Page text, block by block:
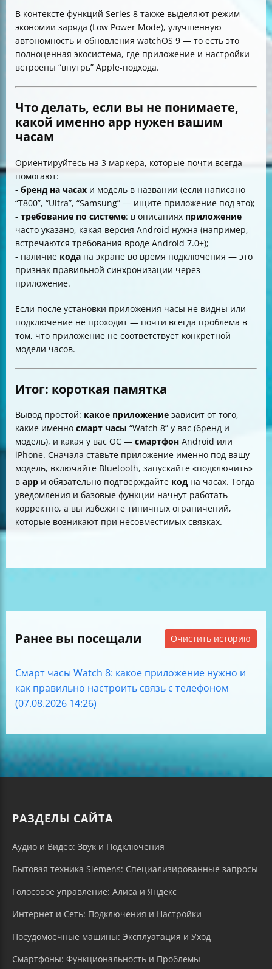
В контексте функций Series 8 также выделяют режим
экономии заряда (Low Power Mode), улучшенную
автономность и обновления watchOS 9 — то есть это
полноценная экосистема, где приложение и настройки
встроены “внутрь” Apple-подхода.
Что делать, если вы не понимаете,
какой именно app нужен вашим
часам
Ориентируйтесь на 3 маркера, которые почти всегда
помогают:
- бренд на часах и модель в названии (если написано
“T800”, “Ultra”, “Samsung” — ищите приложение под это);
- требование по системе: в описаниях приложение
часто указано, какая версия Android нужна (например,
встречаются требования вроде Android 7.0+);
- наличие кода на экране во время подключения — это
признак правильной синхронизации через
приложение.
Если после установки приложения часы не видны или
подключение не проходит — почти всегда проблема в
том, что приложение не соответствует конкретной
модели часов.
Итог: короткая памятка
Вывод простой: какое приложение зависит от того,
какие именно смарт часы “Watch 8” у вас (бренд и
модель), и какая у вас ОС — смартфон Android или
iPhone. Сначала ставьте приложение именно под вашу
модель, включайте Bluetooth, запускайте «подключить»
в app и обязательно подтверждайте код на часах. Тогда
уведомления и базовые функции начнут работать
корректно, а вы избежите типичных ограничений,
которые возникают при несовместимых связках.
Ранее вы посещали Очистить историю
Смарт часы Watch 8: какое приложение нужно и
как правильно настроить связь с телефоном
(07.08.2026 14:26)
РАЗДЕЛЫ САЙТА
Аудио и Видео: Звук и Подключения
Бытовая техника Siemens: Специализированные запросы
Голосовое управление: Алиса и Яндекс
Интернет и Сеть: Подключения и Настройки
Посудомоечные машины: Эксплуатация и Уход
Смартфоны: Функциональность и Проблемы